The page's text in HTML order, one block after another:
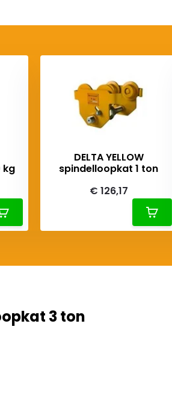
kg
DELTA YELLOW
spindelloopkat 1 ton
€ 126,17
3 ton